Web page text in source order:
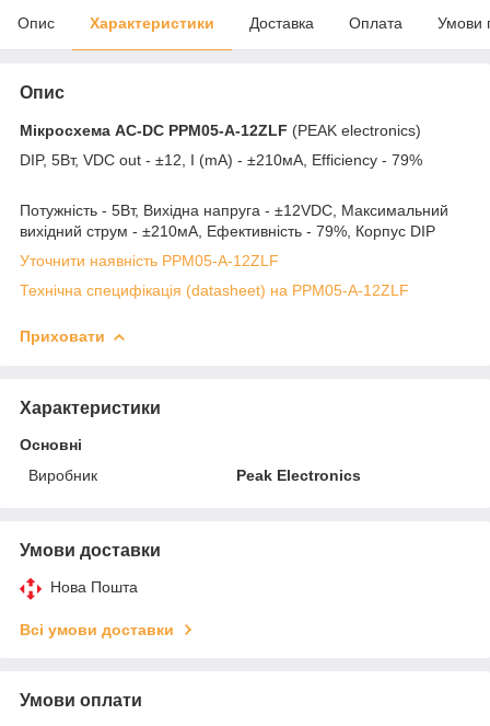
Опис Характеристики Доставка Оплата Умови
Опис
Мікросхема AC-DC PPM05-A-12ZLF (PEAK electronics)
DIP, 5Вт, VDC out - ±12, I (mA) - ±210мА, Efficiency - 79%
Потужність - 5Вт, Вихідна напруга - ±12VDC, Максимальний
вихідний струм - ±210мА, Ефективність - 79%, Корпус DIP
Уточнити наявність PPM05-A-12ZLF
Технічна специфікація (datasheet) на PPM05-A-12ZLF
Приховати
Характеристики
Основні
Виробник
Peak Electronics
Умови доставки
Нова Пошта
Всі умови доставки
Умови оплати